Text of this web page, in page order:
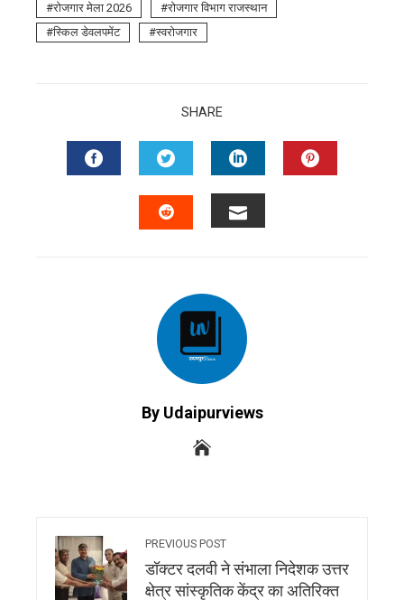
रोजगार मेला 2026
रोजगार विभाग राजस्थान
स्किल डेवलपमेंट
स्वरोजगार
SHARE
FACEBOOKTWITTERLINKEDIN
By Udaipurviews
PREVIOUS POST
डॉक्टर दलवी ने संभाला निदेशक उत्तर
क्षेत्र सांस्कृतिक केंद्र का अतिरिक्त